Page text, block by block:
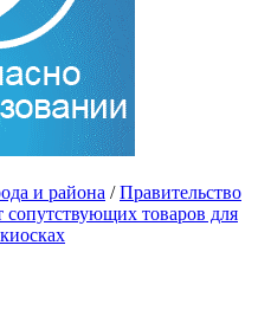
и района / Правительство
сопутствующих товаров для